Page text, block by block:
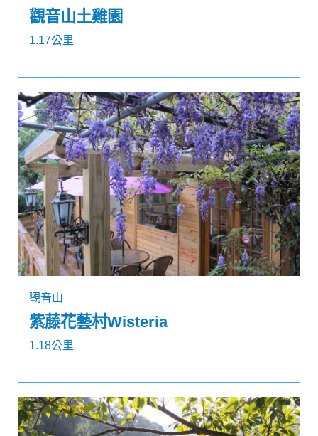
觀音山土雞園
1.17公里
觀音山
紫藤花藝村Wisteria
1.18公里